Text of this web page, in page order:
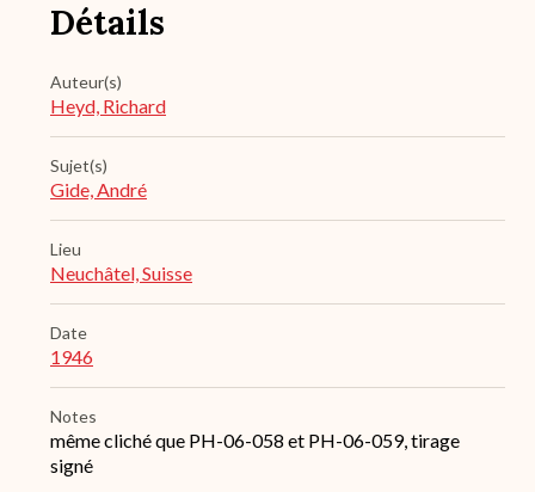
Détails
Auteur(s)
Heyd, Richard
Sujet(s)
Gide, André
Lieu
Neuchâtel, Suisse
Date
1946
Notes
même cliché que PH-06-058 et PH-06-059, tirage
signé